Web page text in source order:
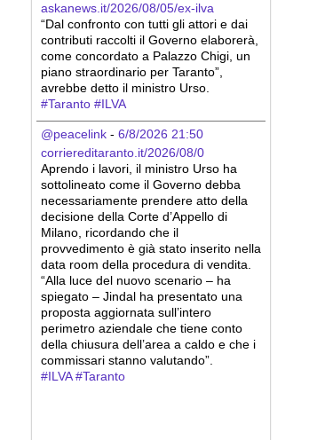
askanews.it/2026/08/05/ex-ilva
“Dal confronto con tutti gli attori e dai
contributi raccolti il Governo elaborerà,
come concordato a Palazzo Chigi, un
piano straordinario per Taranto”,
avrebbe detto il ministro Urso.
#Taranto #ILVA
@peacelink - 6/8/2026 21:50
corriereditaranto.it/2026/08/0
Aprendo i lavori, il ministro Urso ha
sottolineato come il Governo debba
necessariamente prendere atto della
decisione della Corte d’Appello di
Milano, ricordando che il
provvedimento è già stato inserito nella
data room della procedura di vendita.
“Alla luce del nuovo scenario – ha
spiegato – Jindal ha presentato una
proposta aggiornata sull’intero
perimetro aziendale che tiene conto
della chiusura dell’area a caldo e che i
commissari stanno valutando”.
#ILVA #Taranto